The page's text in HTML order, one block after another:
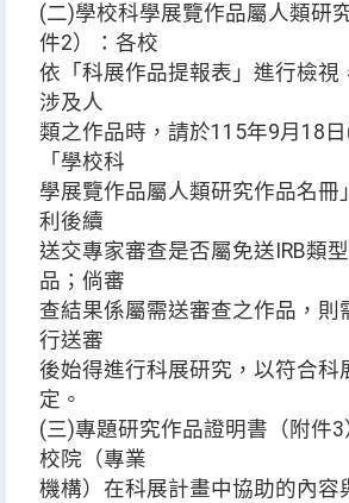
(二)學校科學展覽作品屬人類研
件2）：各校
依「科展作品提報表」進行檢視
涉及人
類之作品時，請於115年9月18
「學校科
學展覽作品屬人類研究作品名冊
利後續
送交專家審查是否屬免送IRB類
品；倘審
查結果係屬需送審查之作品，則
行送審
後始得進行科展研究，以符合科
定。
(三)專題研究作品證明書（附件
校院（專業
機構）在科展計畫中協助的內容